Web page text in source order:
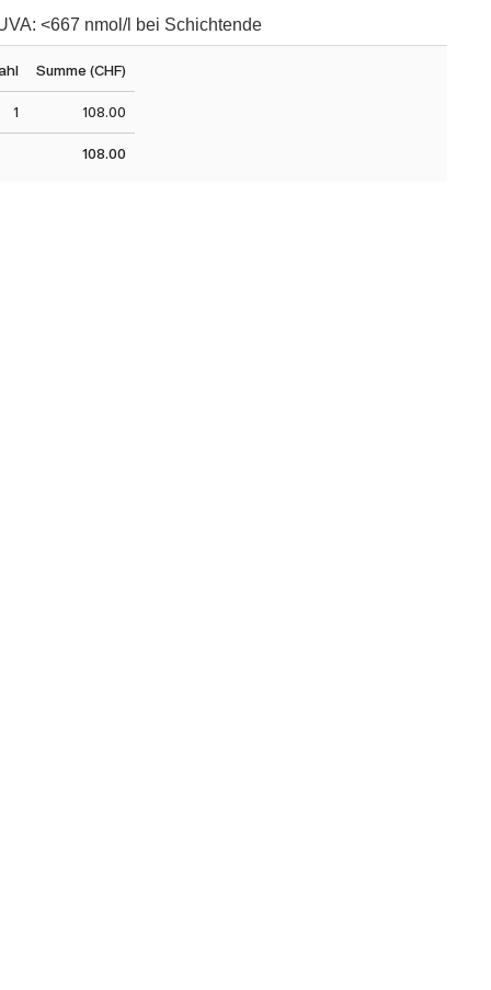
<667 nmol/l bei Schichtende
Summe (CHF)
1 108.00
108.00